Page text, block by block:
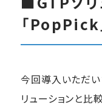
「PopPick
今回導入いただ
リューションと比